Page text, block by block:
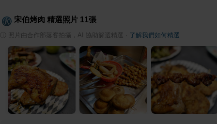
宋伯烤肉 精選照片 11張
照片由合作部落客拍攝，AI 協助篩選精選 了解我們如何精選